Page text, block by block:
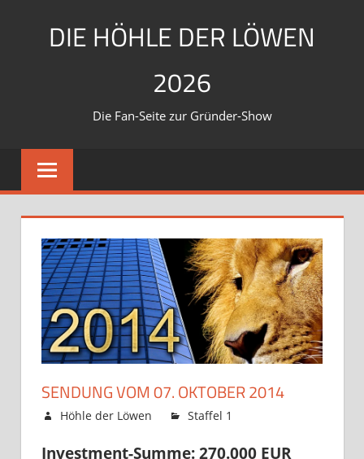
DIE HÖHLE DER LÖWEN
2026
Die Fan-Seite zur Gründer-Show
SENDUNG VOM 07. OKTOBER 2014
5. Oktober 2014
Höhle der Löwen Staffel 1
Investment-Summe: 270.000 EUR